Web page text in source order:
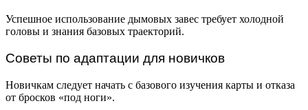
Успешное использование дымовых завес требует холодной
головы и знания базовых траекторий.
Советы по адаптации для новичков
Новичкам следует начать с базового изучения карты и отказа
от бросков «под ноги».